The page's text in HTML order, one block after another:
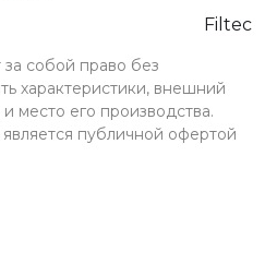
Filtec
за собой право без
характеристики, внешний
место его производства.
публичной офертой